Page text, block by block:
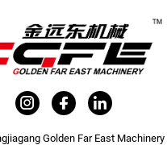
Golden Far East Machinery